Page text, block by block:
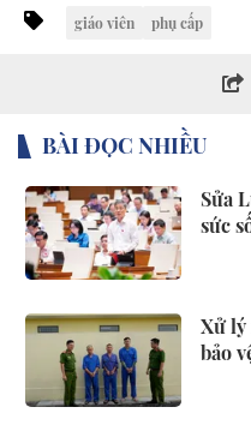
giáo viên phụ cấp
BÀI ĐỌC NHIỀU
Sửa
sức
Xử lý
bảo